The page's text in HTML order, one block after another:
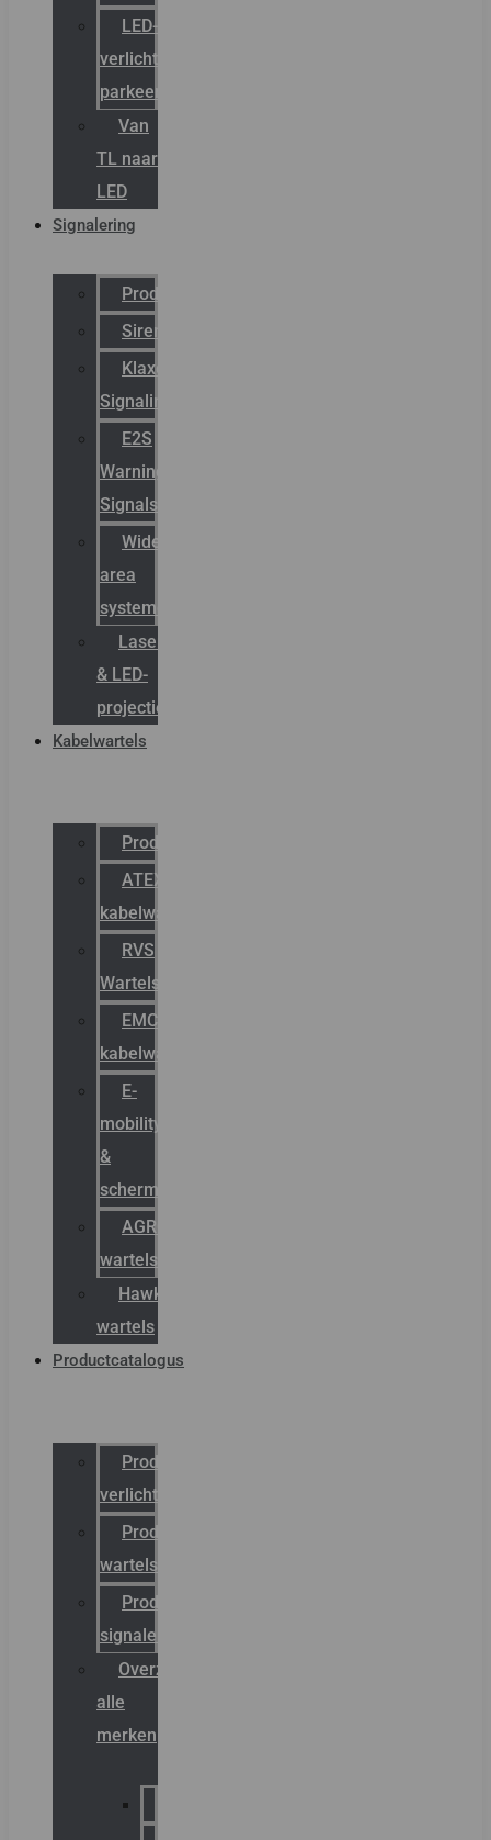
LED-
verlichting
parkeergarage
Van
TL naar
LED
Signalering
Productcatalogus
Sirena
Klaxon
Signaling
E2S
Warning
Signals
Wide
area
systemen
Laserbelijning
& LED-
projectie
Kabelwartels
Productcatalogus
ATEX
kabelwartels
RVS
Wartels
EMC
kabelwartels
E-
mobility
&
schermstromen
AGRO
wartels
Hawke
wartels
Productcatalogus
Productcatalogus
verlichting
Productcatalogus
wartels
Productcatalogus
signalering
Overzicht
alle
merken